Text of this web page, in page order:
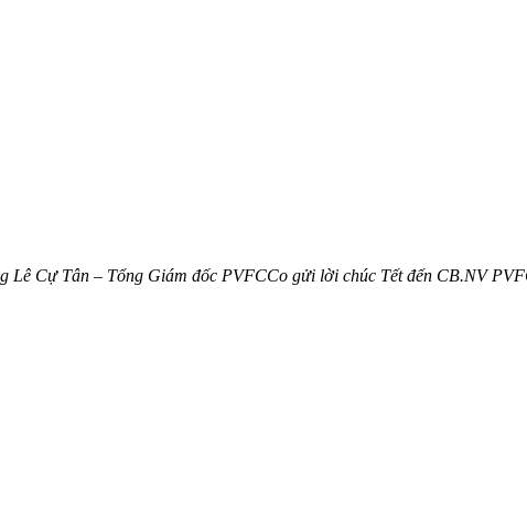
Lê Cự Tân – Tổng Giám đốc PVFCCo gửi lời chúc Tết đến CB.NV